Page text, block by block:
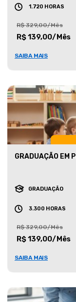
1.720 HORAS
R$ 329,00/Mês
R$ 139,00/Mês
SAIBA MAIS
GRADUAÇÃO EM
GRADUAÇÃO
3.300 HORAS
R$ 329,00/Mês
R$ 139,00/Mês
SAIBA MAIS